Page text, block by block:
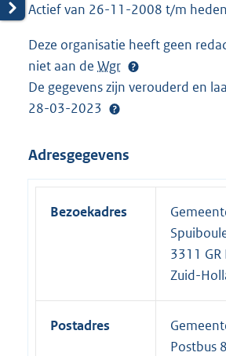
Actief van 26-11-2008 t/m heden
Deze organisatie heeft geen
niet aan de Wgr
De gegevens zijn verouderd en
28-03-2023
Adresgegevens
Bezoekadres
3311
Zuid-
Postadres
Postbus 8